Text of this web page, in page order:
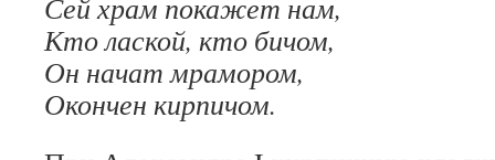
Сей храм покажет нам,
Кто лаской, кто бичом,
Он начат мрамором,
Окончен кирпичом.